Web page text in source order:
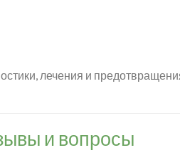
лечения и
и вопросы